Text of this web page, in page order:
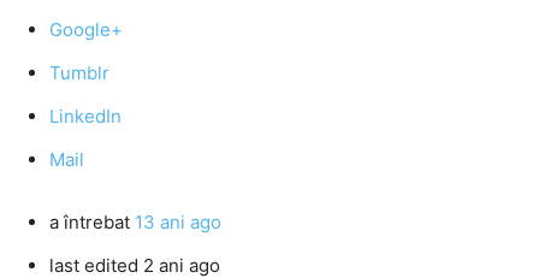
Google+
Tumblr
LinkedIn
Mail
a întrebat 13 ani ago
last edited 2 ani ago